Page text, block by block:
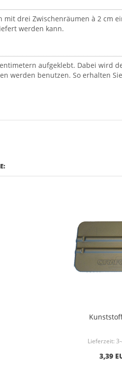
drei Zwischenräumen à 2 cm
werden kann.
aufgeklebt. Dabei wird
werden benutzen. So erhalten
Lieferzeit:
3,39